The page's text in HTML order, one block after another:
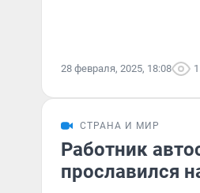
28 февраля, 2025, 18:08
СТРАНА И МИР
Работник
прославился